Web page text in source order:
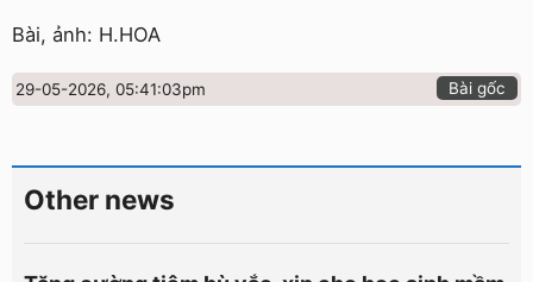
Bài, ảnh: H.HOA
29-05-2026, 05:41:03pm Bài gốc
Other news